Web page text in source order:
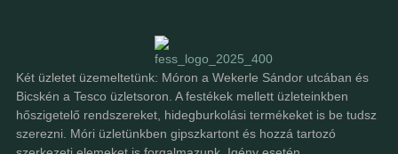
Két üzletet üzemeltetünk: Móron a Wekerle Sándor utcában és
Bicskén a Tesco üzletsoron. A festékek mellett üzleteinkben
hőszigetelő rendszereket, hidegburkolási termékeket is be tudsz
szerezni. Móri üzletünkben gipszkartont és hozzá tartozó